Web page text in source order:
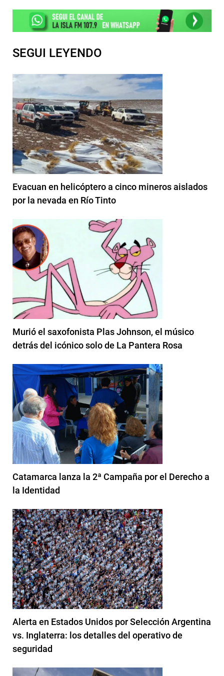
SEGUI LEYENDO
Evacuan en helicóptero a cinco mineros aislados
por la nevada en Río Tinto
Murió el saxofonista Plas Johnson, el músico
detrás del icónico solo de La Pantera Rosa
Catamarca lanza la 2ª Campaña por el Derecho a
la Identidad
Alerta en Estados Unidos por Selección Argentina
vs. Inglaterra: los detalles del operativo de
seguridad